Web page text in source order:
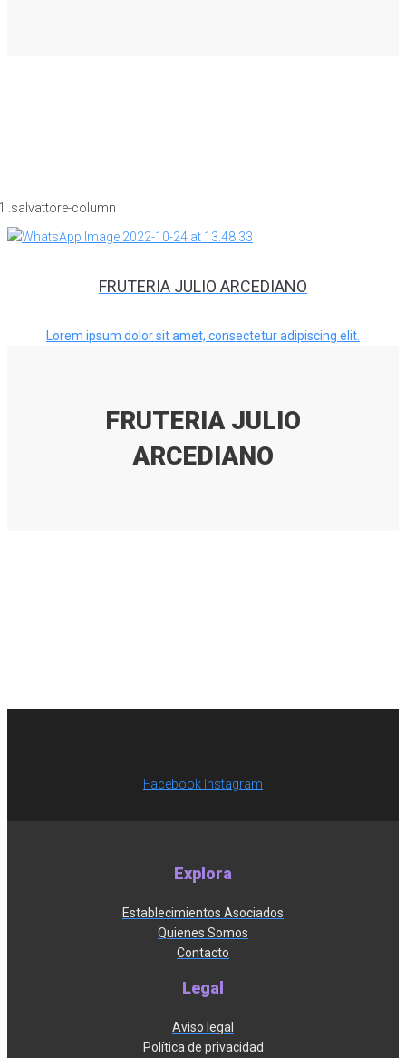
FRUTERIA JULIO ARCEDIANO
Lorem ipsum dolor sit amet, consectetur adipiscing elit.
FRUTERIA JULIO
ARCEDIANO
Facebook Instagram
Explora
Establecimientos Asociados
Quienes Somos
Contacto
Legal
Aviso legal
Política de privacidad